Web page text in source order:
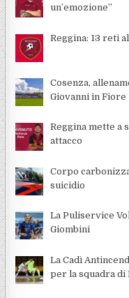
un’emozione”
Reggina: 13 reti
Cosenza,
Giovanni in Fiore
Reggina mette a
attacco
Corpo
suicidio
La Puliservice
Giombini
La Cadì
per la squadra di